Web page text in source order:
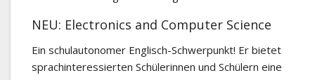
NEU: Electronics and Computer Science
Ein schulautonomer Englisch-Schwerpunkt! Er bietet
sprachinteressierten Schülerinnen und Schülern eine